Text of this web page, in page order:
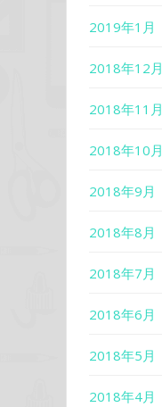
2019年1月
2018年12月
2018年11月
2018年10月
2018年9月
2018年8月
2018年7月
2018年6月
2018年5月
2018年4月